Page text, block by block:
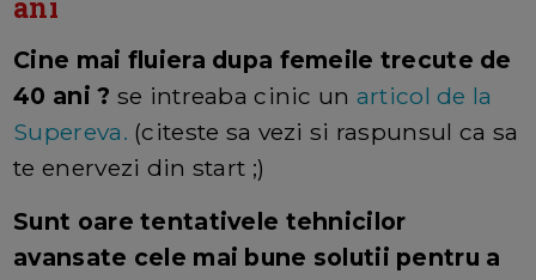
ani
Cine mai fluiera dupa femeile trecute de
40 ani ? se intreaba cinic un articol de la
Supereva. (citeste sa vezi si raspunsul ca sa
te enervezi din start ;)
Sunt oare tentativele tehnicilor
avansate cele mai bune solutii pentru a